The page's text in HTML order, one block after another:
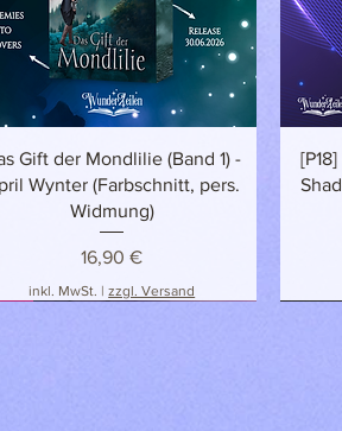
Schnellansicht
Gift der Mondlilie (Band 1) -
Wynter (Farbschnitt, pers.
Widmung)
Preis
16,90 €
inkl. MwSt. |zzgl. Versand